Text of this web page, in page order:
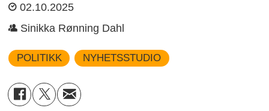
02.10.2025
Sinikka Rønning Dahl
POLITIKK NYHETSSTUDIO